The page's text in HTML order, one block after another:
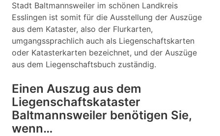
Stadt Baltmannsweiler im schönen Landkreis
Esslingen ist somit für die Ausstellung der Auszüge
aus dem Kataster, also der Flurkarten,
umgangssprachlich auch als Liegenschaftskarten
oder Katasterkarten bezeichnet, und der Auszüge
aus dem Liegenschaftsbuch zuständig.
Einen Auszug aus dem
Liegenschaftskataster
Baltmannsweiler benötigen Sie,
wenn…